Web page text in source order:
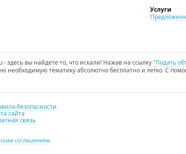
Услуги
здесь вы найдете то, что искали! Нажав на ссылку"Подать
необходимую тематику абсолютно бесплатно и легко. С
безопасности
сайта
связь
соглашением.